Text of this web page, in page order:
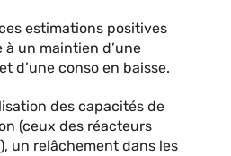
estimations positives
un maintien d’une
d’une conso en baisse.
des capacités de
(ceux des réacteurs
un relâchement dans les